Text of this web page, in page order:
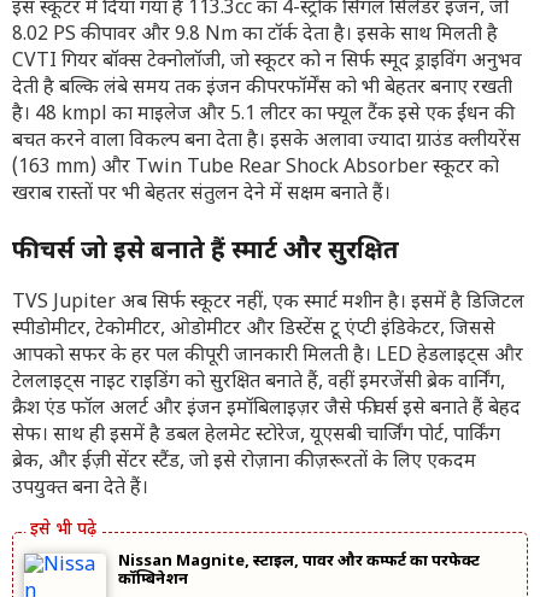
इस स्कूटर में दिया गया है 113.3cc का 4-स्ट्रोक सिंगल सिलेंडर इंजन, जो
8.02 PS की पावर और 9.8 Nm का टॉर्क देता है। इसके साथ मिलती है
CVTI गियर बॉक्स टेक्नोलॉजी, जो स्कूटर को न सिर्फ स्मूद ड्राइविंग अनुभव
देती है बल्कि लंबे समय तक इंजन की परफॉर्मेंस को भी बेहतर बनाए रखती
है। 48 kmpl का माइलेज और 5.1 लीटर का फ्यूल टैंक इसे एक ईंधन की
बचत करने वाला विकल्प बना देता है। इसके अलावा ज्यादा ग्राउंड क्लीयरेंस
(163 mm) और Twin Tube Rear Shock Absorber स्कूटर को
खराब रास्तों पर भी बेहतर संतुलन देने में सक्षम बनाते हैं।
फीचर्स जो इसे बनाते हैं स्मार्ट और सुरक्षित
TVS Jupiter अब सिर्फ स्कूटर नहीं, एक स्मार्ट मशीन है। इसमें है डिजिटल
स्पीडोमीटर, टेकोमीटर, ओडोमीटर और डिस्टेंस टू एंप्टी इंडिकेटर, जिससे
आपको सफर के हर पल की पूरी जानकारी मिलती है। LED हेडलाइट्स और
टेललाइट्स नाइट राइडिंग को सुरक्षित बनाते हैं, वहीं इमरजेंसी ब्रेक वार्निंग,
क्रैश एंड फॉल अलर्ट और इंजन इमॉबिलाइज़र जैसे फीचर्स इसे बनाते हैं बेहद
सेफ। साथ ही इसमें है डबल हेलमेट स्टोरेज, यूएसबी चार्जिंग पोर्ट, पार्किंग
ब्रेक, और ईज़ी सेंटर स्टैंड, जो इसे रोज़ाना की ज़रूरतों के लिए एकदम
उपयुक्त बना देते हैं।
Nissan Magnite, स्टाइल, पावर और कम्फर्ट का परफेक्ट
कॉम्बिनेशन